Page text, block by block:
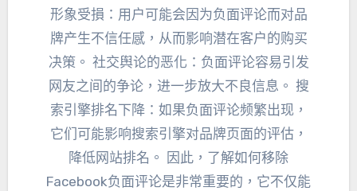
形象受損： 用户可能会因为负面评论而对品
牌产生不信任感， 从而影响潜在客户的购买
决策。 社交舆论的恶化 ： 负面评论容易引发
网友之间的争论， 进一步放大不良信息 。 搜
索引擎排名下降： 如果负面评论频繁出现 ，
它们可能影响搜索引擎对品牌页面的评估，
降低网站排名 。 因此， 了解如何移除
Facebook负面评论是非常重要的 ， 它不仅能